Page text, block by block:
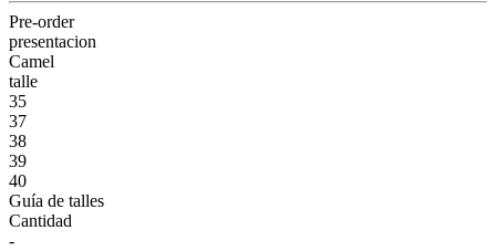
Pre-order
presentacion
Camel
talle
35
37
38
39
40
Guía de talles
Cantidad
-